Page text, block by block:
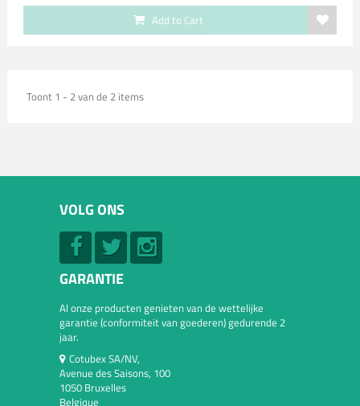
Add to Cart
Toont 1 - 2 van de 2 items
VOLG ONS
GARANTIE
Al onze producten genieten van de wettelijke
garantie (conformiteit van goederen) gedurende 2
jaar.
Cotubex SA/NV,
Avenue des Saisons, 100
1050 Bruxelles
Belgique